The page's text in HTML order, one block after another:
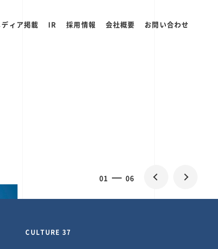
ィア掲載 IR 採用情報 会社概要 お問い合わせ
0 06
CULTURE 30